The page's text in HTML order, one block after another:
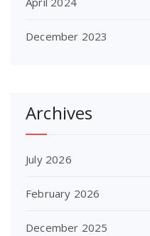
December 2023
Archives
July 2026
February 2026
December 2025